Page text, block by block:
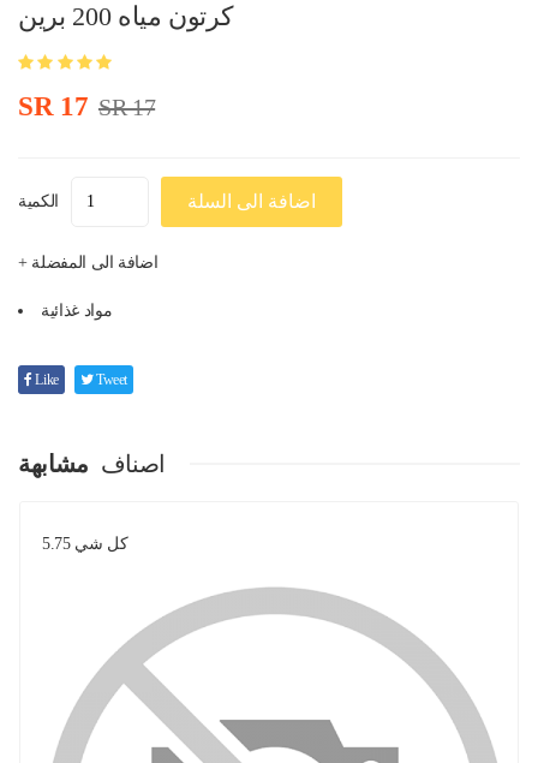
كرتون مياه 200 برين
SR 17 SR 17
الكمية اضافة الى السلة
+ اضافة الى المفضلة
مواد غذائية
Like Tweet
اصناف مشابهة
كل شي 5.75